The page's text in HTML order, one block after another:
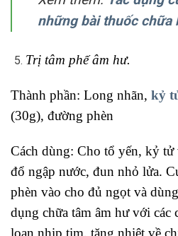
những bài thuốc chữa
Trị tâm phế âm hư.
Thành phần: Long nhãn, kỷ
(30g), đường phèn
Cách dùng: Cho tổ yến, kỷ
đổ ngập nước, đun nhỏ lửa.
phèn vào cho đủ ngọt và
dụng chữa tâm âm hư với các
loạn nhịp tim, tăng nhiệt về